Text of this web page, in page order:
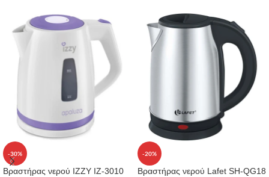
-30%
Βραστήρας νερού IZZY IZ-3010
-20%
Βραστήρας νερού Lafet SH-QG18